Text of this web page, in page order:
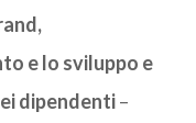
e lo sviluppo e
dipendenti–